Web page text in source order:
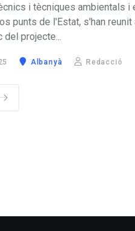
i tècniques ambientals
punts de l'Estat, s'han reunit
projecte...
Albanyà Redacció